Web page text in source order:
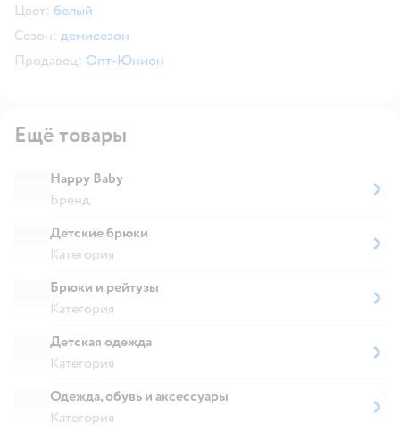
Цвет: белый
Сезон: демисезон
Продавец: Опт-Юнион
Ещё товары
Happy Baby
Бренд
Детские брюки
Категория
Брюки и рейтузы
Категория
Детская одежда
Категория
Одежда, обувь и аксессуары
Категория